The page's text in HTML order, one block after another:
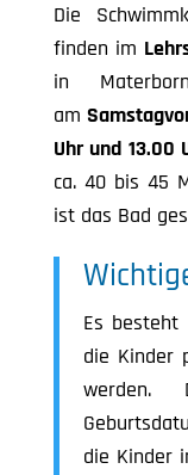
Die
finden im
in
am
Uhr und 13.00
ca. 40 bis 45
ist das Bad
Es besteht
die Kinder
werden.
die Kinder